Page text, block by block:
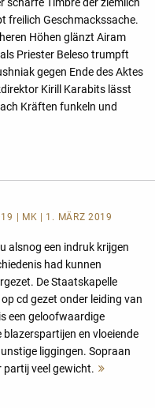
freilich Geschmackssache.
Höhen glänzt Airam
Priester Beleso trumpft
gegen Ende des Aktes
Kirill Karabits lässt
Kräften funkeln und
| MK | 1. MÄRZ 2019
alsnog een indruk krijgen
had kunnen
De Staatskapelle
cd gezet onder leiding van
een geloofwaardige
en vloeiende
liggingen. Sopraan
partij veel gewicht.